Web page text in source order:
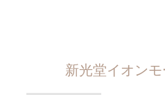
新光堂イオン